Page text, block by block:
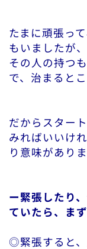
たまに頑張っ
もいましたが
その人の持つ
で、治まると
だからスター
みればいいけ
り意味がありま
ー緊張したり
ていたら、ま
◎緊張すると